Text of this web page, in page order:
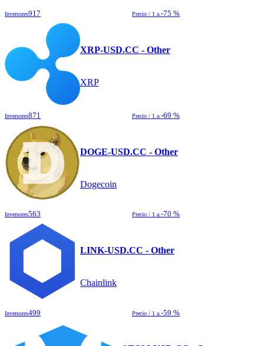
Inversores917 Precio / 1 a. -75 %
XRP-USD.CC - Other
XRP
Inversores871 Precio / 1 a. -69 %
DOGE-USD.CC - Other
Dogecoin
Inversores563 Precio / 1 a.-70 %
LINK-USD.CC - Other
Chainlink
Inversores499 Precio / 1 a. -59 %